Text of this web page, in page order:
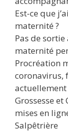
Est-ce que
maternité ?
Pas de
maternité
Procréation
coronavirus,
actuellement
Grossesse
mises en
Salpêtrière